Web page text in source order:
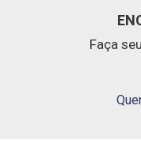
Faça